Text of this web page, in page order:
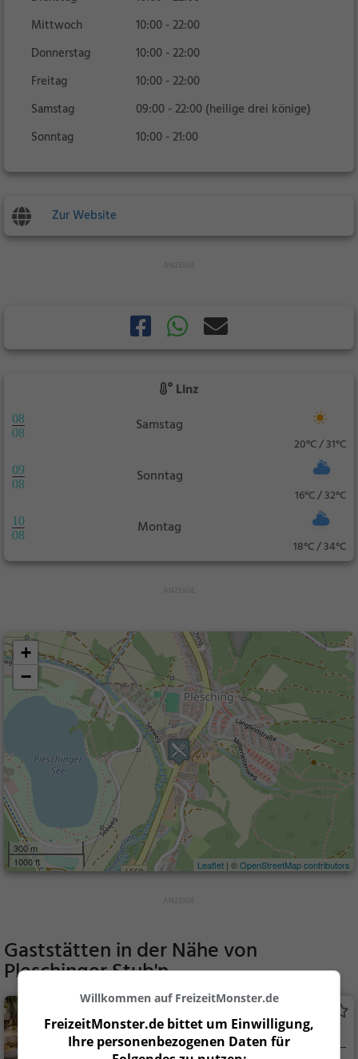
Mittwoch
10:00 - 22:00
Donnerstag
10:00 - 22:00
Freitag
10:00 - 22:00
Samstag
09:00 - 22:00 (heilige drei könige)
Sonntag
10:00 - 21:00
Zur Website
Linz
08
08
Samstag
20°C / 31°C
09
08
Sonntag
16°C / 32°C
10
08
Montag
18°C / 34°C
+
−
300 m
1000 ft
Leaflet | ©OpenStreetMap contributors
Gaststätten in der Nähe von
Pleschinger Stub'n
Restaurant in Linz
Willkommen auf FreizeitMonster.de
FreizeitMonster.de bittet um Einwilligung,
Ihre personenbezogenen Daten für